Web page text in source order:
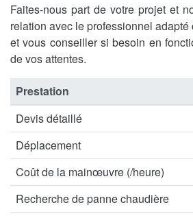
Faites-nous part de votre projet et
relation avec le professionnel
et vous conseiller si besoin en
de vos attentes.
Prestation
Devis détaillé
Déplacement
Coût de la mainœuvre (/heure)
Recherche de panne chaudière